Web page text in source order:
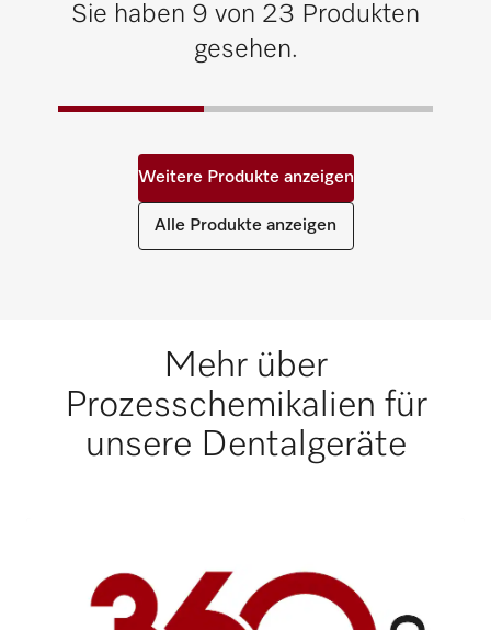
Sie haben 9 von 23 Produkten
gesehen.
Weitere Produkte anzeigen
Alle Produkte anzeigen
Mehr über
Prozesschemikalien für
unsere Dentalgeräte